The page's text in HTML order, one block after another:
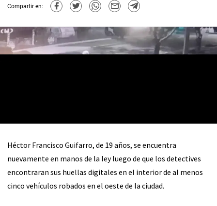
Compartir en:
Héctor Francisco Guifarro, de 19 años, se encuentra
nuevamente en manos de la ley luego de que los detectives
encontraran sus huellas digitales en el interior de al menos
cinco vehículos robados en el oeste de la ciudad.